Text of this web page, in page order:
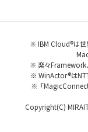
※ IBM Cloud®は世
※ 楽々Framework
※ WinActor®はNTT
※「MagicConnect
Copyright(C)